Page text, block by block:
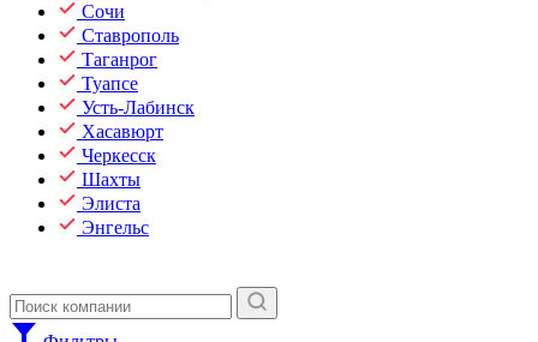
Сочи
Ставрополь
Таганрог
Туапсе
Усть-Лабинск
Хасавюрт
Черкесск
Шахты
Элиста
Энгельс